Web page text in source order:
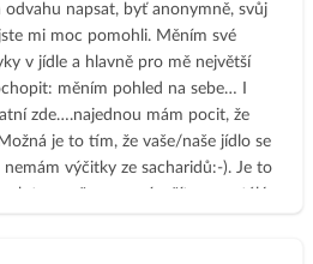
odvahu napsat, byť anonymně, svůj
mi moc pomohli. Měním své
v jídle a hlavně pro mě největší
měním pohled na sebe… I
zde….najednou mám pocit, že
je to tím, že vaše/naše jídlo se
výčitky ze sacharidů:-). Je to